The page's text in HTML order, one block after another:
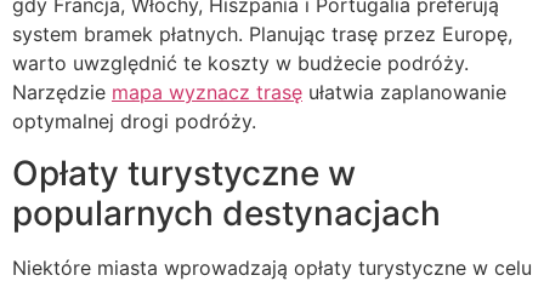
gdy Francja, Włochy, Hiszpania i Portugalia preferują
system bramek płatnych. Planując trasę przez Europę,
warto uwzględnić te koszty w budżecie podróży.
Narzędzie mapa wyznacz trasę ułatwia zaplanowanie
optymalnej drogi podróży.
Opłaty turystyczne w
popularnych destynacjach
Niektóre miasta wprowadzają opłaty turystyczne w celu